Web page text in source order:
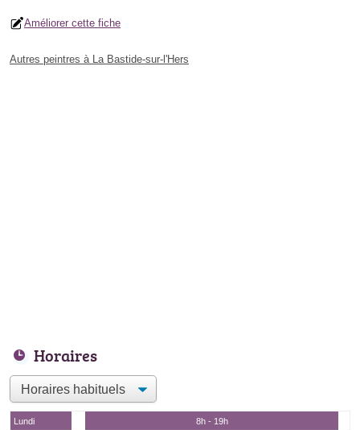
Améliorer cette fiche
Autres peintres à La Bastide-sur-l'Hers
Horaires
Lundi
8h - 19h